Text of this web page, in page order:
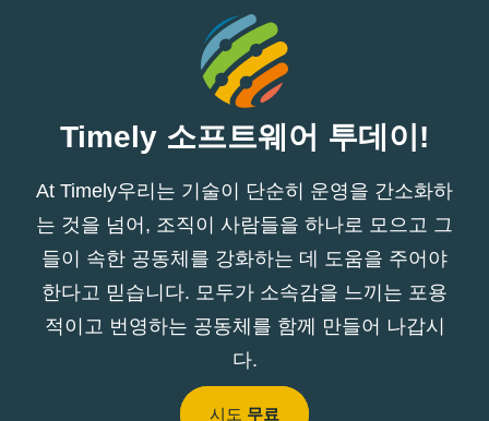
Timely 소프트웨어 투데이!
At Timely우리는 기술이 단순히 운영을 간소화하
는 것을 넘어, 조직이 사람들을 하나로 모으고 그
들이 속한 공동체를 강화하는 데 도움을 주어야
한다고 믿습니다. 모두가 소속감을 느끼는 포용
적이고 번영하는 공동체를 함께 만들어 나갑시
다.
시도 무료